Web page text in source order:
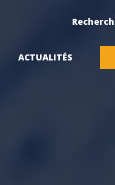
ACTUALITÉS